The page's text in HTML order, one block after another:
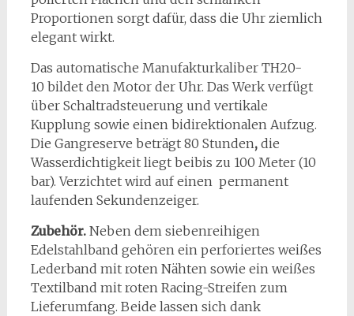
Proportionen sorgt dafür, dass die Uhr ziemlich
elegant wirkt.
Das automatische Manufakturkaliber TH20-
10 bildet den Motor der Uhr. Das Werk verfügt
über Schaltradsteuerung und vertikale
Kupplung sowie einen bidirektionalen Aufzug.
Die Gangreserve beträgt 80 Stunden, die
Wasserdichtigkeit liegt beibis zu 100 Meter (10
bar). Verzichtet wird auf einen permanent
laufenden Sekundenzeiger.
Zubehör. Neben dem siebenreihigen
Edelstahlband gehören ein perforiertes weißes
Lederband mit roten Nähten sowie ein weißes
Textilband mit roten Racing-Streifen zum
Lieferumfang. Beide lassen sich dank